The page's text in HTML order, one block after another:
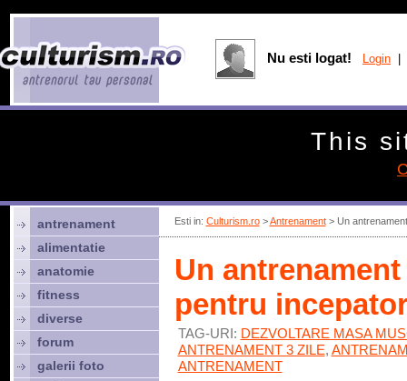
Esti in: Culturism.ro>Antrenament> Un
Un
pentru
TAG-URI: DEZVOLTARE MASA
ANTRENAMENT 3 ZILE,
ANTRENAMENT
antrenament
alimentatie
anatomie
fitness
diverse
forum
galerii foto
Nu esti logat! Login
This